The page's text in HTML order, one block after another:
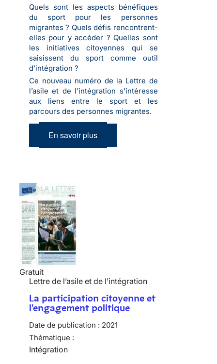
Quels sont les aspects bénéfiques
du sport pour les personnes
migrantes ? Quels défis rencontrent-
elles pour y accéder ? Quelles sont
les initiatives citoyennes qui se
saisissent du sport comme outil
d’intégration ?
Ce nouveau numéro de la Lettre de
l’asile et de l’intégration s’intéresse
aux liens entre le sport et les
parcours des personnes migrantes.
En savoir plus
Gratuit
Lettre de l’asile et de l’intégration
La participation citoyenne et
l'engagement politique
Date de publication : 2021
Thématique :
Intégration